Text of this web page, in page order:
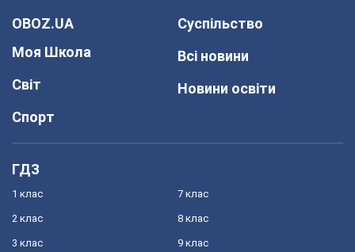
OBOZ.UA
Моя Школа
Світ
Спорт
Суспільство
Всі новини
Новини освіти
ГДЗ
1 клас
2 клас
3 клас
7 клас
8 клас
9 клас